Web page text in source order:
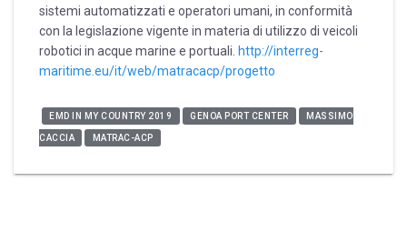
sistemi automatizzati e operatori umani, in conformità
con la legislazione vigente in materia di utilizzo di veicoli
robotici in acque marine e portuali. http://interreg-
maritime.eu/it/web/matracacp/progetto
EMD IN MY COUNTRY 2019 GENOA PORT CENTER MASSIMO
CACCIA MATRAC-ACP